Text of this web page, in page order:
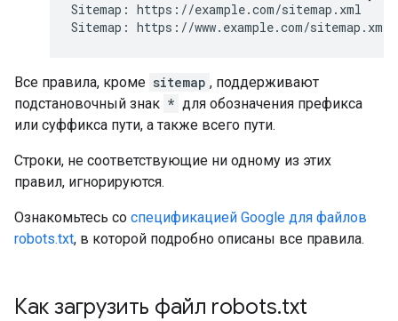
Sitemap: https://example.com/sitemap.xml
Sitemap: https://www.example.com/sitemap.xml
Все правила, кроме sitemap , поддерживают
подстановочный знак * для обозначения префикса
или суффикса пути, а также всего пути.
Строки, не соответствующие ни одному из этих
правил, игнорируются.
Ознакомьтесь со спецификацией Google для файлов
robots.txt, в которой подробно описаны все правила.
Как загрузить файл robots.txt